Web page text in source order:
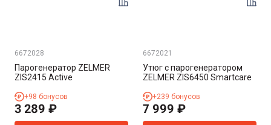
6672028
Парогенератор ZELMER
ZIS2415 Active
+98 бонусов
3 289 ₽
6672021
Утюг с парогенератором
ZELMER ZIS6450 Smartcare
+239 бонусов
7 999 ₽